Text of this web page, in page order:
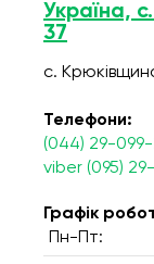
Україна,
37
с.
Телефони:
(044) 29-
viber (095)
Графік
Пн-Пт: